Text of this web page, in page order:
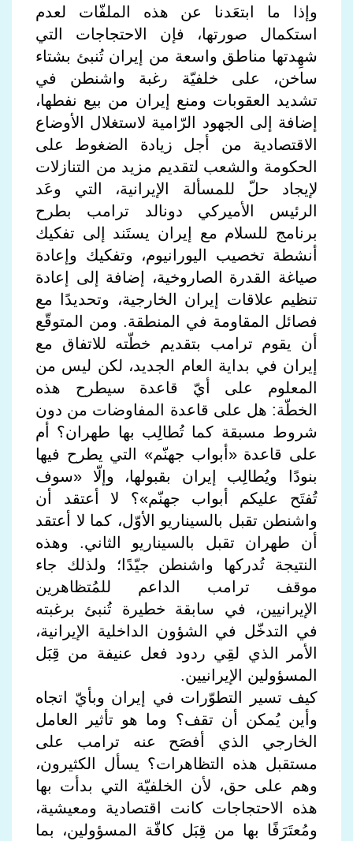
وإذا ما ابتعَدنا عن هذه الملفّات لعدم
استكمال صورتها، فإن الاحتجاجات التي
شهِدتها مناطق واسعة من إيران تُنبئ بشتاء
ساخن، على خلفيّة رغبة واشنطن في
تشديد العقوبات ومنع إيران من بيع نفطها،
إضافة إلى الجهود الرّامية لاستغلال الأوضاع
الاقتصادية من أجل زيادة الضغوط على
الحكومة والشعب لتقديم مزيد من التنازلات
لإيجاد حلّ للمسألة الإيرانية، التي وعَد
الرئيس الأميركي دونالد ترامب بطرح
برنامج للسلام مع إيران يستَند إلى تفكيك
أنشطة تخصيب اليورانيوم، وتفكيك وإعادة
صياغة القدرة الصاروخية، إضافة إلى إعادة
تنظيم علاقات إيران الخارجية، وتحديدًا مع
فصائل المقاومة في المنطقة. ومن المتوقّع
أن يقوم ترامب بتقديم خطّته للاتفاق مع
إيران في بداية العام الجديد، لكن ليس من
المعلوم على أيّ قاعدة سيطرح هذه
الخطّة: هل على قاعدة المفاوضات من دون
شروط مسبقة كما تُطالِب بها طهران؟ أم
على قاعدة «أبواب جهنّم» التي يطرح فيها
بنودًا ويُطالِب إيران بقبولها، وإلّا «سوف
تُفتَح عليكم أبواب جهنّم»؟ لا أعتقد أن
واشنطن تقبل بالسيناريو الأوّل، كما لا أعتقد
أن طهران تقبل بالسيناريو الثاني. وهذه
النتيجة تُدركها واشنطن جيّدًا؛ ولذلك جاء
موقف ترامب الداعم للمُتظاهرين
الإيرانيين، في سابقة خطيرة تُنبئ برغبته
في التدخّل في الشؤون الداخلية الإيرانية،
الأمر الذي لقِي ردود فعل عنيفة من قِبَل
المسؤولين الإيرانيين.
كيف تسير التطوّرات في إيران وبأيّ اتجاه
وأين يُمكن أن تقف؟ وما هو تأثير العامل
الخارجي الذي أفصَح عنه ترامب على
مستقبل هذه التظاهرات؟ يسأل الكثيرون،
وهم على حق، لأن الخلفيّة التي بدأت بها
هذه الاحتجاجات كانت اقتصادية ومعيشية،
ومُعتَرَفًا بها من قِبَل كافّة المسؤولين، بما